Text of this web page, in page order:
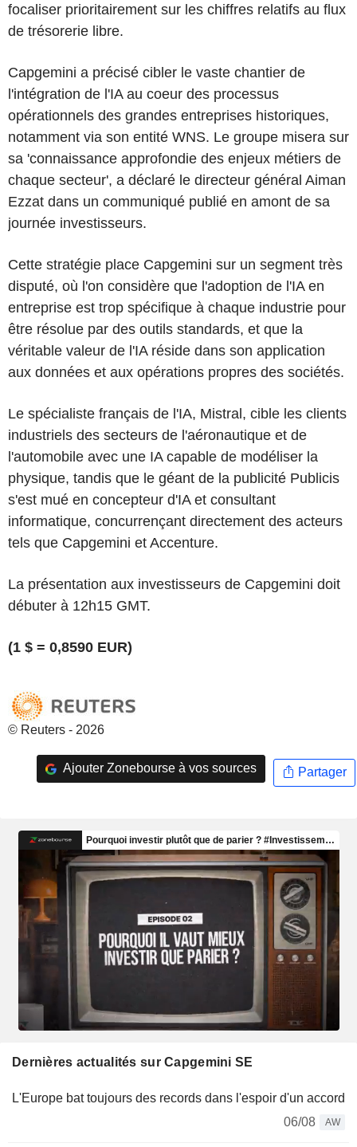
focaliser prioritairement sur les chiffres relatifs au flux
de trésorerie libre.
Capgemini a précisé cibler le vaste chantier de
l'intégration de l'IA au coeur des processus
opérationnels des grandes entreprises historiques,
notamment via son entité WNS. Le groupe misera sur
sa 'connaissance approfondie des enjeux métiers de
chaque secteur', a déclaré le directeur général Aiman
Ezzat dans un communiqué publié en amont de sa
journée investisseurs.
Cette stratégie place Capgemini sur un segment très
disputé, où l'on considère que l'adoption de l'IA en
entreprise est trop spécifique à chaque industrie pour
être résolue par des outils standards, et que la
véritable valeur de l'IA réside dans son application
aux données et aux opérations propres des sociétés.
Le spécialiste français de l'IA, Mistral, cible les clients
industriels des secteurs de l'aéronautique et de
l'automobile avec une IA capable de modéliser la
physique, tandis que le géant de la publicité Publicis
s'est mué en concepteur d'IA et consultant
informatique, concurrençant directement des acteurs
tels que Capgemini et Accenture.
La présentation aux investisseurs de Capgemini doit
débuter à 12h15 GMT.
(1 $ = 0,8590 EUR)
© Reuters - 2026
Ajouter Zonebourse à vos sources Partager
Dernières actualités sur Capgemini SE
L'Europe bat toujours des records dans l'espoir d'un accord
06/08
AW